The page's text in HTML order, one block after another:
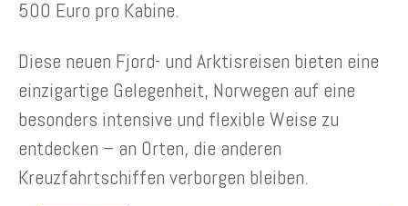
500 Euro pro Kabine.
Diese neuen Fjord- und Arktisreisen bieten eine
einzigartige Gelegenheit, Norwegen auf eine
besonders intensive und flexible Weise zu
entdecken – an Orten, die anderen
Kreuzfahrtschiffen verborgen bleiben.